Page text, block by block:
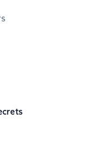
0 на основе 0 оценок
0 на основе 0 оценок